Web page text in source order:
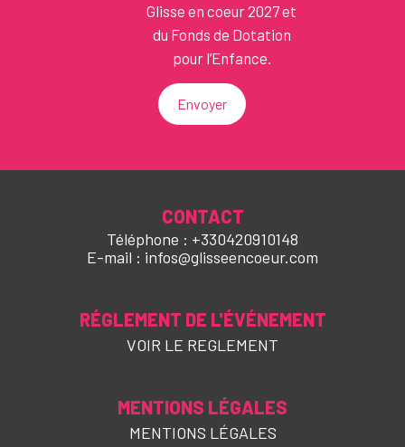
Glisse en coeur 2027 et
du Fonds de Dotation
pour l’Enfance.
Envoyer
CONTACT
Téléphone : +330420910148
E-mail : infos@glisseencoeur.com
RÉGLEMENT DE L'ÉVÉNEMENT
VOIR LE REGLEMENT
MENTIONS LÉGALES
MENTIONS LÉGALES